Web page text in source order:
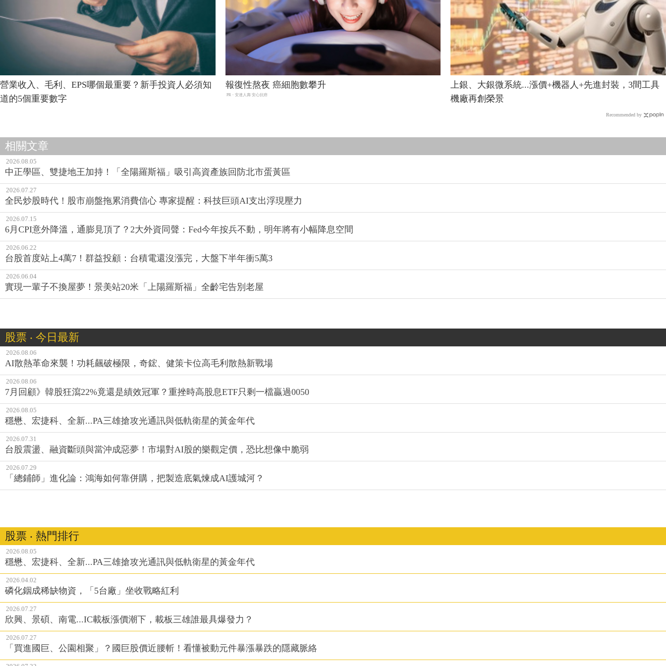
營業收入、毛利、EPS哪個最重要？新手投資人必須知
道的5個重要數字
報復性熬夜 癌細胞數攀升
PR・安達人壽 安心抗癌
上銀、大銀微系統...漲價+機器人+先進封裝，3間工具
機廠再創榮景
Recommended by
相關文章
2026.08.05
中正學區、雙捷地王加持！「全陽羅斯福」吸引高資產族回防北市蛋黃區
2026.07.27
全民炒股時代！股市崩盤拖累消費信心 專家提醒：科技巨頭AI支出浮現壓力
2026.07.15
6月CPI意外降溫，通膨見頂了？2大外資同聲：Fed今年按兵不動，明年將有小幅降息空間
2026.06.22
台股首度站上4萬7！群益投顧：台積電還沒漲完，大盤下半年衝5萬3
2026.06.04
實現一輩子不換屋夢！景美站20米「上陽羅斯福」全齡宅告別老屋
股票 ‧ 今日最新
2026.08.06
AI散熱革命來襲！功耗飆破極限，奇鋐、健策卡位高毛利散熱新戰場
2026.08.06
7月回顧》韓股狂瀉22%竟還是績效冠軍？重挫時高股息ETF只剩一檔贏過0050
2026.08.05
穩懋、宏捷科、全新...PA三雄搶攻光通訊與低軌衛星的黃金年代
2026.07.31
台股震盪、融資斷頭與當沖成惡夢！市場對AI股的樂觀定價，恐比想像中脆弱
2026.07.29
「總鋪師」進化論：鴻海如何靠併購，把製造底氣煉成AI護城河？
股票 ‧ 熱門排行
2026.08.05
穩懋、宏捷科、全新...PA三雄搶攻光通訊與低軌衛星的黃金年代
2026.04.02
磷化銦成稀缺物資，「5台廠」坐收戰略紅利
2026.07.27
欣興、景碩、南電...IC載板漲價潮下，載板三雄誰最具爆發力？
2026.07.27
「買進國巨、公園相聚」？國巨股價近腰斬！看懂被動元件暴漲暴跌的隱藏脈絡